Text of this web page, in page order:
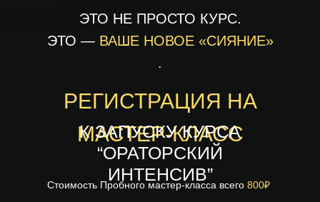
ЭТО НЕ ПРОСТО КУРС.
ЭТО — ВАШЕ НОВОЕ «СИЯНИЕ»
.
РЕГИСТРАЦИЯ НА
МАСТЕР-КЛАСС
К ЗАПУСКУ КУРСА
“ОРАТОРСКИЙ
ИНТЕНСИВ”
Стоимость Пробного мастер-класса всего 800₽